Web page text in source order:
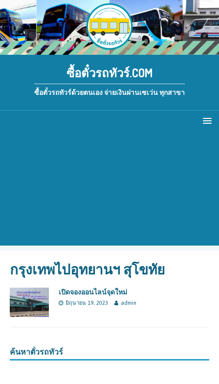
ซื้อตั๋วรถทัวร์.COM
ซื้อตั๋วรถทัวร์ด้วยตนเอง จ่ายเงินผ่านเซเว่น ทุกสาขา
กรุงเทพไปอุทยานฯ สุโขทัย
เปิดจองออนไลน์จุดใหม่
มิถุนายน 19, 2023 admin
ค้นหาตั๋วรถทัวร์